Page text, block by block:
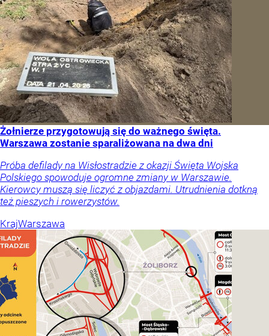
Żołnierze przygotowują się do ważnego święta.
Warszawa zostanie sparaliżowana na dwa dni
Próba defilady na Wisłostradzie z okazji Święta Wojska
Polskiego spowoduje ogromne zmiany w Warszawie.
Kierowcy muszą się liczyć z objazdami. Utrudnienia dotkną
też pieszych i rowerzystów.
KrajWarszawa